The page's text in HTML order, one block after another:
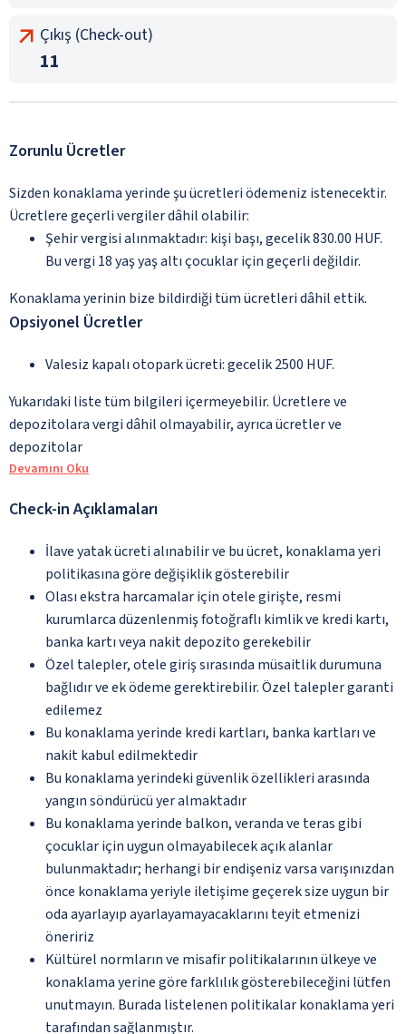
Çıkış (Check-out)
11
Zorunlu Ücretler
Sizden konaklama yerinde şu ücretleri ödemeniz istenecektir.
Ücretlere geçerli vergiler dâhil olabilir:
Şehir vergisi alınmaktadır: kişi başı, gecelik 830.00 HUF.
Bu vergi 18 yaş yaş altı çocuklar için geçerli değildir.
Konaklama yerinin bize bildirdiği tüm ücretleri dâhil ettik.
Opsiyonel Ücretler
Valesiz kapalı otopark ücreti: gecelik 2500 HUF.
Yukarıdaki liste tüm bilgileri içermeyebilir. Ücretlere ve
depozitolara vergi dâhil olmayabilir, ayrıca ücretler ve
depozitolar
Devamını Oku
Check-in Açıklamaları
İlave yatak ücreti alınabilir ve bu ücret, konaklama yeri
politikasına göre değişiklik gösterebilir
Olası ekstra harcamalar için otele girişte, resmi
kurumlarca düzenlenmiş fotoğraflı kimlik ve kredi kartı,
banka kartı veya nakit depozito gerekebilir
Özel talepler, otele giriş sırasında müsaitlik durumuna
bağlıdır ve ek ödeme gerektirebilir. Özel talepler garanti
edilemez
Bu konaklama yerinde kredi kartları, banka kartları ve
nakit kabul edilmektedir
Bu konaklama yerindeki güvenlik özellikleri arasında
yangın söndürücü yer almaktadır
Bu konaklama yerinde balkon, veranda ve teras gibi
çocuklar için uygun olmayabilecek açık alanlar
bulunmaktadır; herhangi bir endişeniz varsa varışınızdan
önce konaklama yeriyle iletişime geçerek size uygun bir
oda ayarlayıp ayarlayamayacaklarını teyit etmenizi
öneririz
Kültürel normların ve misafir politikalarının ülkeye ve
konaklama yerine göre farklılık gösterebileceğini lütfen
unutmayın. Burada listelenen politikalar konaklama yeri
tarafından sağlanmıştır.